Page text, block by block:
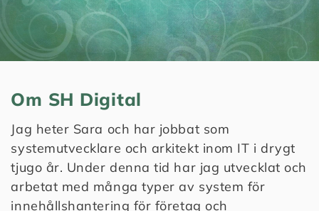
Om SH Digital
Jag heter Sara och har jobbat som
systemutvecklare och arkitekt inom IT i drygt
tjugo år. Under denna tid har jag utvecklat och
arbetat med många typer av system för
innehållshantering för företag och